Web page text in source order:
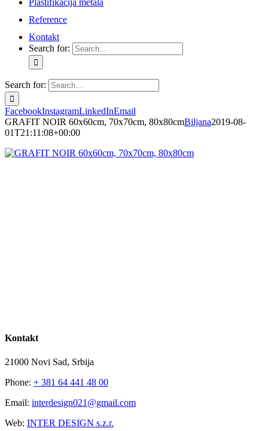
Plastifikacija metala
Reference
Kontakt
Search for:
Search for:
FacebookInstagramLinkedInEmail
GRAFIT NOIR 60x60cm, 70x70cm, 80x80cmBiljana2019-08-
01T21:11:08+00:00
Kontakt
21000 Novi Sad, Srbija
Phone: + 381 64 441 48 00
Email: interdesign021@gmail.com
Web: INTER DESIGN s.z.r.